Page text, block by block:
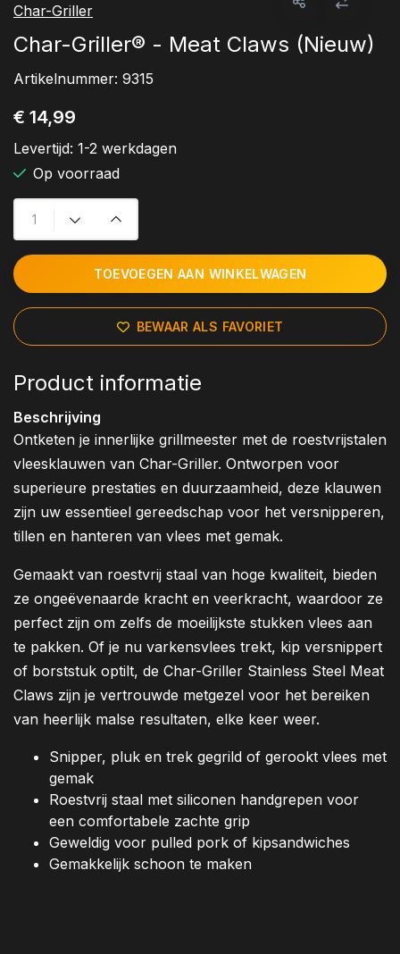
Char-Griller
Char-Griller® - Meat Claws (Nieuw)
Artikelnummer: 9315
€ 14,99
Levertijd: 1-2 werkdagen
Op voorraad
TOEVOEGEN AAN WINKELWAGEN
BEWAAR ALS FAVORIET
Product informatie
Beschrijving
Ontketen je innerlijke grillmeester met de roestvrijstalen
vleesklauwen van Char-Griller. Ontworpen voor
superieure prestaties en duurzaamheid, deze klauwen
zijn uw essentieel gereedschap voor het versnipperen,
tillen en hanteren van vlees met gemak.
Gemaakt van roestvrij staal van hoge kwaliteit, bieden
ze ongeëvenaarde kracht en veerkracht, waardoor ze
perfect zijn om zelfs de moeilijkste stukken vlees aan
te pakken. Of je nu varkensvlees trekt, kip versnippert
of borststuk optilt, de Char-Griller Stainless Steel Meat
Claws zijn je vertrouwde metgezel voor het bereiken
van heerlijk malse resultaten, elke keer weer.
Snipper, pluk en trek gegrild of gerookt vlees met
gemak
Roestvrij staal met siliconen handgrepen voor
een comfortabele zachte grip
Geweldig voor pulled pork of kipsandwiches
Gemakkelijk schoon te maken